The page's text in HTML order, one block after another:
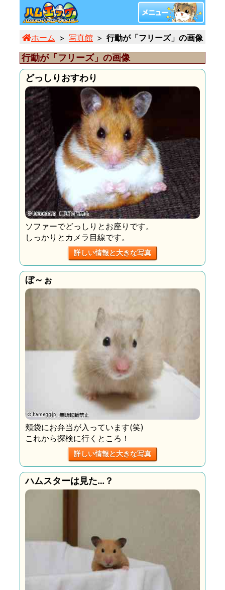
ホーム 写真館 行動が「フリーズ」の画像 (3/
行動が「フリーズ」の画像
どっしりおすわり
ソファーでどっしりとお座りです。
しっかりとカメラ目線です。
詳しい情報と大きな写真
ぼ～ぉ
頬袋にお弁当が入っています(笑)
これから探検に行くところ！
詳しい情報と大きな写真
ハムスターは見た…？